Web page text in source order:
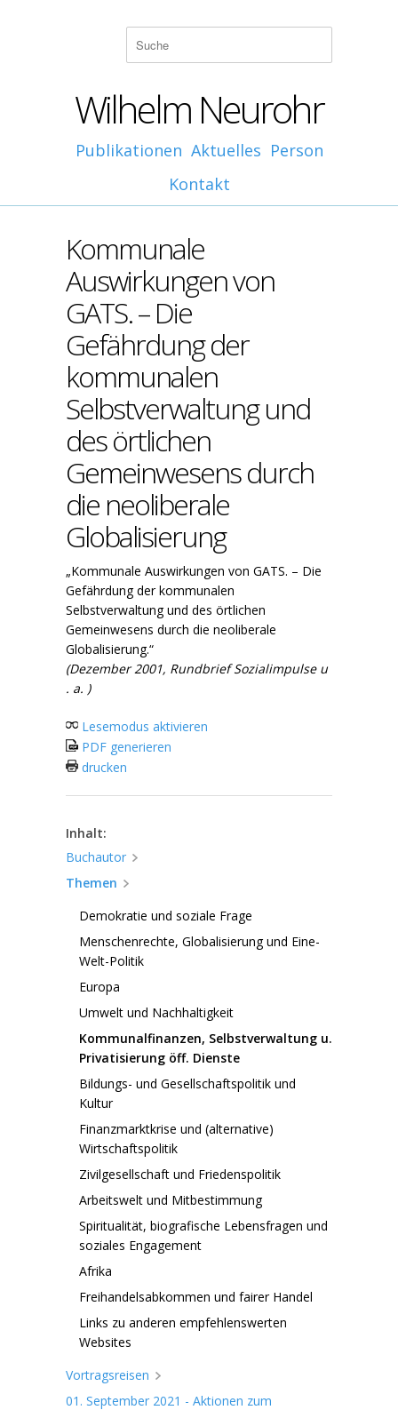
Wilhelm Neurohr
Publikationen Aktuelles Person
Kontakt
Kommunale
Auswirkungen von
GATS. – Die
Gefährdung der
kommunalen
Selbstverwaltung und
des örtlichen
Gemeinwesens durch
die neoliberale
Globalisierung
„Kommunale Auswirkungen von GATS. – Die
Gefährdung der kommunalen
Selbstverwaltung und des örtlichen
Gemeinwesens durch die neoliberale
Globalisierung.“
(Dezember 2001, Rundbrief Sozialimpulse u
. a. )
Lesemodus aktivieren
PDF generieren
drucken
Inhalt:
Buchautor
Themen
Demokratie und soziale Frage
Menschenrechte, Globalisierung und Eine-
Welt-Politik
Europa
Umwelt und Nachhaltigkeit
Kommunalfinanzen, Selbstverwaltung u.
Privatisierung öff. Dienste
Bildungs- und Gesellschaftspolitik und
Kultur
Finanzmarktkrise und (alternative)
Wirtschaftspolitik
Zivilgesellschaft und Friedenspolitik
Arbeitswelt und Mitbestimmung
Spiritualität, biografische Lebensfragen und
soziales Engagement
Afrika
Freihandelsabkommen und fairer Handel
Links zu anderen empfehlenswerten
Websites
Vortragsreisen
01. September 2021 - Aktionen zum